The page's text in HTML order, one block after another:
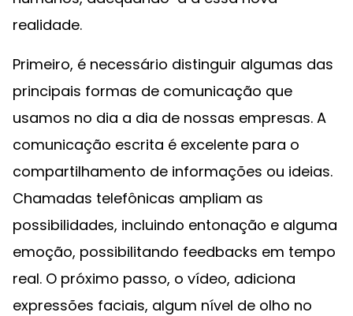
realidade.
Primeiro, é necessário distinguir algumas das
principais formas de comunicação que
usamos no dia a dia de nossas empresas. A
comunicação escrita é excelente para o
compartilhamento de informações ou ideias.
Chamadas telefônicas ampliam as
possibilidades, incluindo entonação e alguma
emoção, possibilitando feedbacks em tempo
real. O próximo passo, o vídeo, adiciona
expressões faciais, algum nível de olho no